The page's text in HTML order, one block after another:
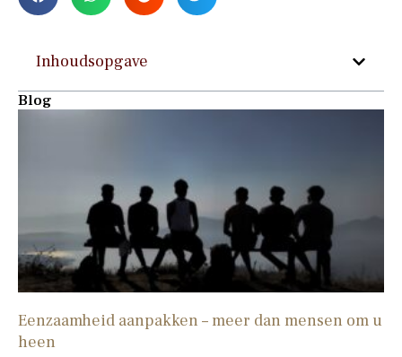
Inhoudsopgave
Blog
Eenzaamheid aanpakken – meer dan mensen om u
heen